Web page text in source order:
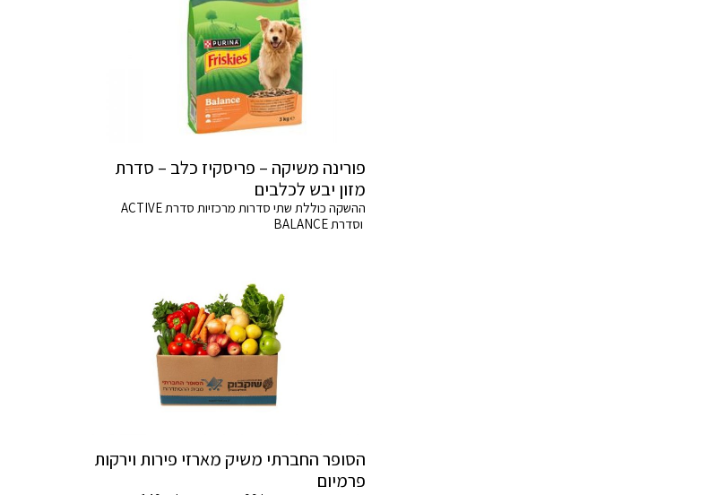
פורינה משיקה – פריסקיז כלב – סדרת
מזון יבש לכלבים
ההשקה כוללת שתי סדרות מרכזיות סדרת ACTIVE
וסדרת BALANCE
הסופר החברתי משיק מארזי פירות וירקות
פרמיום